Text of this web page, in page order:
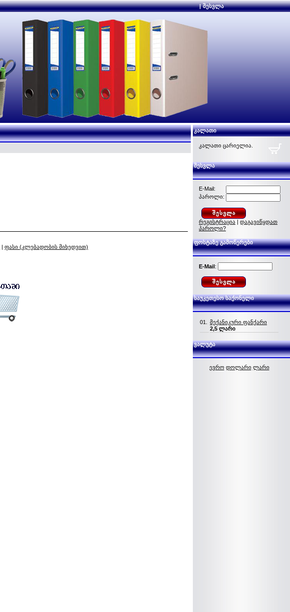
| შესვლა
| ფასი (კლებადობის მიხედვით)
კალათი
კალათი ცარიელია.
შესვლა
E-Mail:
პაროლი:
რეგისტრაცია | დაგავიწყდათ
პაროლი?
ფოსტაზე გამოწერები
E-Mail:
საუკეთესო საქონელი
01.
მექანიკური ფანქარი
2,5 ლარი
ვალუტა
ევრო დოლარი ლარი